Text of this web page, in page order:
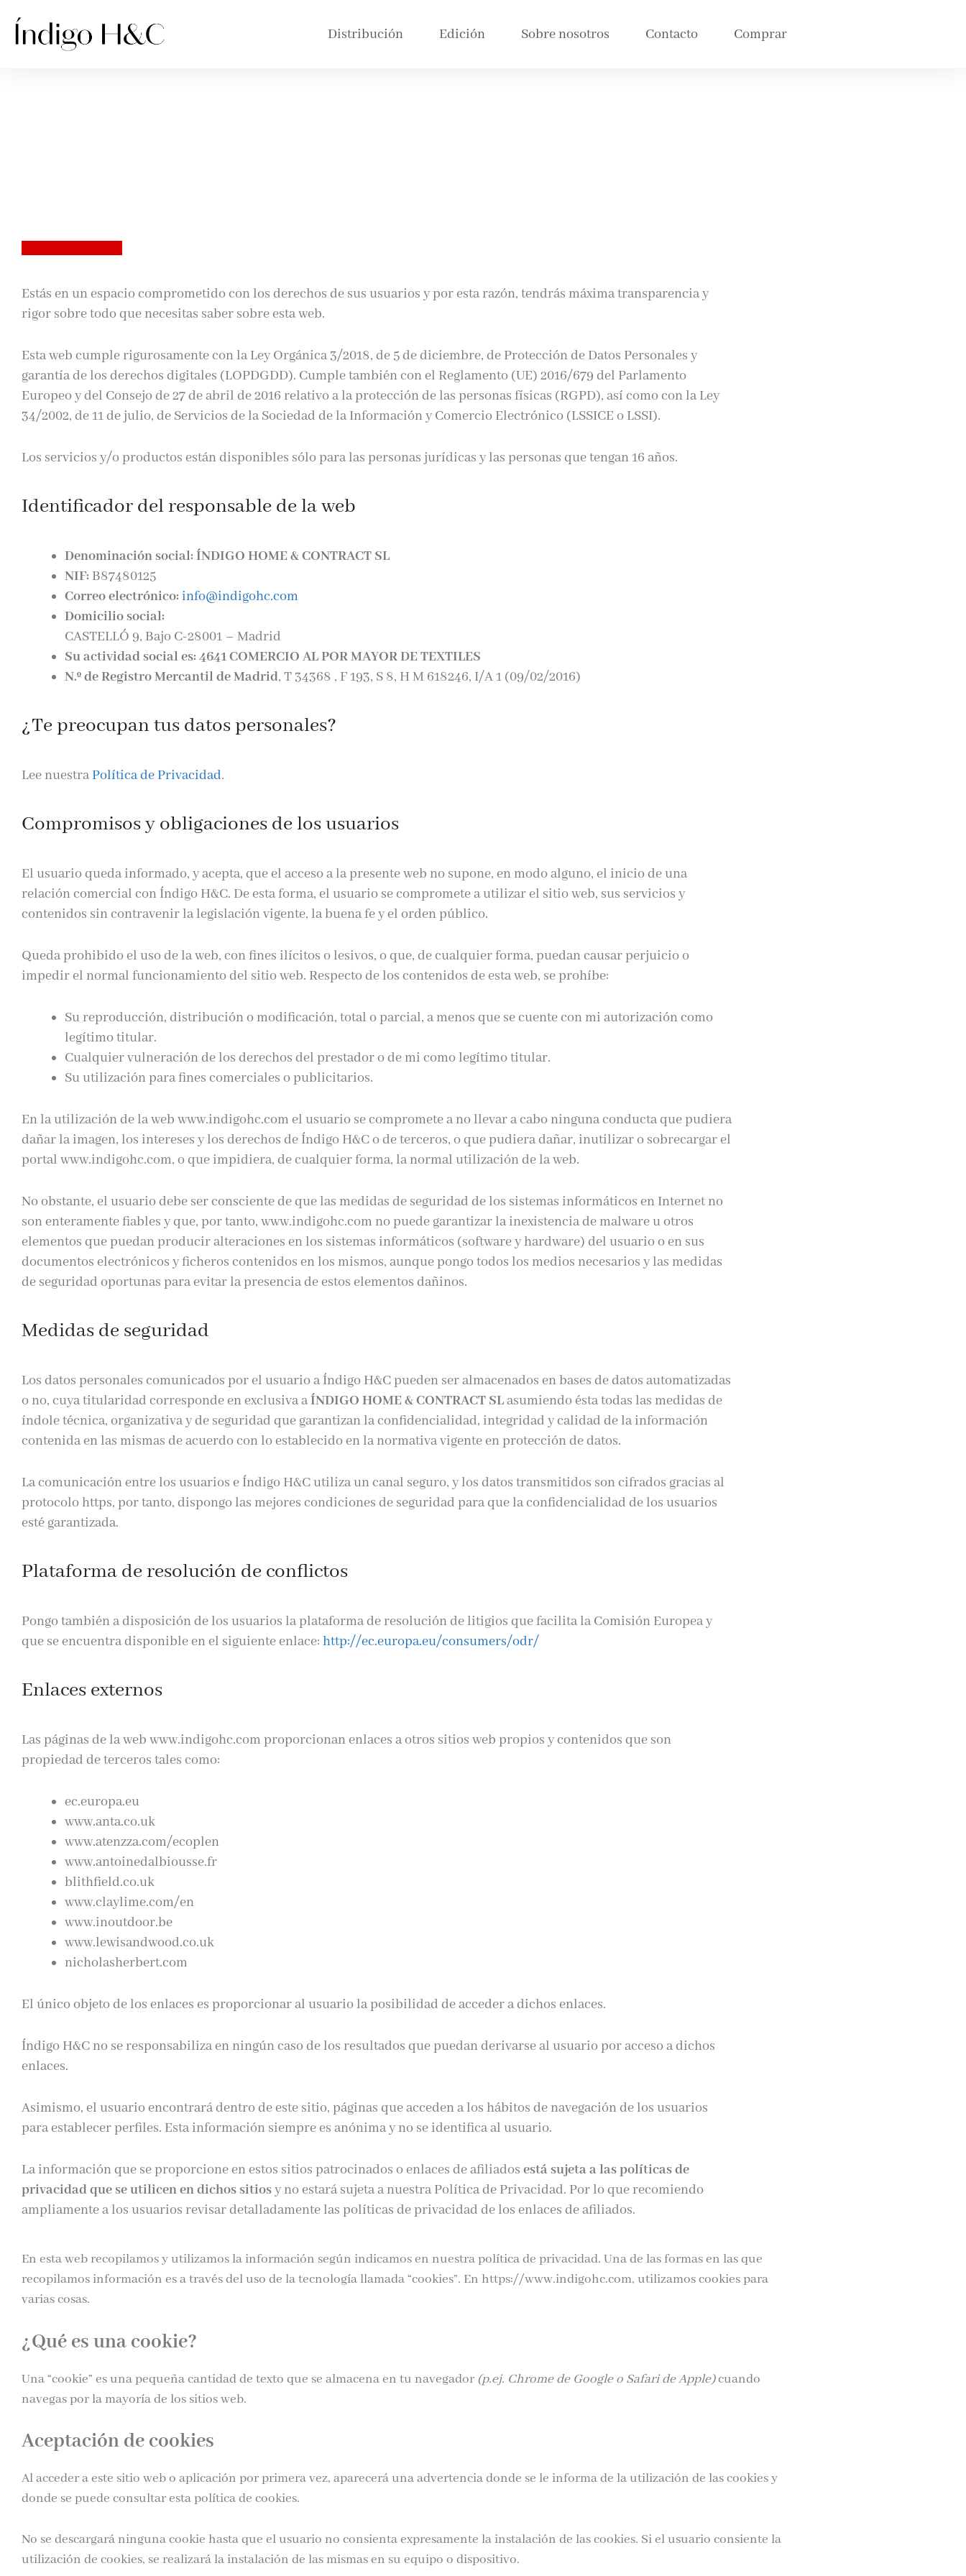
Distribución Edición Sobre nosotros Contacto Comprar
Estás en un espacio comprometido con los derechos de sus usuarios y por esta razón, tendrás máxima transparencia y
rigor sobre todo que necesitas saber sobre esta web.
Esta web cumple rigurosamente con la Ley Orgánica 3/2018, de 5 de diciembre, de Protección de Datos Personales y
garantía de los derechos digitales (LOPDGDD). Cumple también con el Reglamento (UE) 2016/679 del Parlamento
Europeo y del Consejo de 27 de abril de 2016 relativo a la protección de las personas físicas (RGPD), así como con la Ley
34/2002, de 11 de julio, de Servicios de la Sociedad de la Información y Comercio Electrónico (LSSICE o LSSI).
Los servicios y/o productos están disponibles sólo para las personas jurídicas y las personas que tengan 16 años.
Identificador del responsable de la web
Denominación social: ÍNDIGO HOME & CONTRACT SL
NIF: B87480125
Correo electrónico: info@indigohc.com
Domicilio social:
CASTELLÓ 9, Bajo C-28001 – Madrid
Su actividad social es: 4641 COMERCIO AL POR MAYOR DE TEXTILES
N.º de Registro Mercantil de Madrid, T 34368 , F 193, S 8, H M 618246, I/A 1 (09/02/2016)
¿Te preocupan tus datos personales?
Lee nuestraPolítica de Privacidad.
Compromisos y obligaciones de los usuarios
El usuario queda informado, y acepta, que el acceso a la presente web no supone, en modo alguno, el inicio de una
relación comercial con Índigo H&C. De esta forma, el usuario se compromete a utilizar el sitio web, sus servicios y
contenidos sin contravenir la legislación vigente, la buena fe y el orden público.
Queda prohibido el uso de la web, con fines ilícitos o lesivos, o que, de cualquier forma, puedan causar perjuicio o
impedir el normal funcionamiento del sitio web. Respecto de los contenidos de esta web, se prohíbe:
Su reproducción, distribución o modificación, total o parcial, a menos que se cuente con mi autorización como
legítimo titular.
Cualquier vulneración de los derechos del prestador o de mi como legítimo titular.
Su utilización para fines comerciales o publicitarios.
En la utilización de la web www.indigohc.com el usuario se compromete a no llevar a cabo ninguna conducta que pudiera
dañar la imagen, los intereses y los derechos de Índigo H&C o de terceros, o que pudiera dañar, inutilizar o sobrecargar el
portal www.indigohc.com, o que impidiera, de cualquier forma, la normal utilización de la web.
No obstante, el usuario debe ser consciente de que las medidas de seguridad de los sistemas informáticos en Internet no
son enteramente fiables y que, por tanto, www.indigohc.com no puede garantizar la inexistencia de malware u otros
elementos que puedan producir alteraciones en los sistemas informáticos (software y hardware) del usuario o en sus
documentos electrónicos y ficheros contenidos en los mismos, aunque pongo todos los medios necesarios y las medidas
de seguridad oportunas para evitar la presencia de estos elementos dañinos.
Medidas de seguridad
Los datos personales comunicados por el usuario a Índigo H&C pueden ser almacenados en bases de datos automatizadas
o no, cuya titularidad corresponde en exclusiva aÍNDIGO HOME & CONTRACT SLasumiendo ésta todas las medidas de
índole técnica, organizativa y de seguridad que garantizan la confidencialidad, integridad y calidad de la información
contenida en las mismas de acuerdo con lo establecido en la normativa vigente en protección de datos.
La comunicación entre los usuarios e Índigo H&Cutiliza un canal seguro, y los datos transmitidos son cifrados gracias al
protocolo https, por tanto, dispongo las mejores condiciones de seguridad para que la confidencialidad de los usuarios
esté garantizada.
Plataforma de resolución de conflictos
Pongo también a disposición de los usuarios la plataforma de resolución de litigios que facilita la Comisión Europea y
que se encuentra disponible en el siguiente enlace: http://ec.europa.eu/consumers/odr/
Enlaces externos
Las páginas de la web www.indigohc.com proporcionan enlaces a otros sitios web propios y contenidos que son
propiedad de terceros tales como:
ec.europa.eu
www.anta.co.uk
www.atenzza.com/ecoplen
www.antoinedalbiousse.fr
blithfield.co.uk
www.claylime.com/en
www.inoutdoor.be
www.lewisandwood.co.uk
nicholasherbert.com
El único objeto de los enlaces es proporcionar al usuario la posibilidad de acceder a dichos enlaces.
Índigo H&C no se responsabiliza en ningún caso de los resultados que puedan derivarse al usuario por acceso a dichos
enlaces.
Asimismo, el usuario encontrará dentro de este sitio, páginas que acceden a los hábitos de navegación de los usuarios
para establecer perfiles. Esta información siempre es anónima y no se identifica al usuario.
La información que se proporcione en estos sitios patrocinados o enlaces de afiliados está sujeta a las políticas de
privacidad que se utilicen en dichos sitiosy no estará sujeta a nuestra Política de Privacidad. Por lo que recomiendo
ampliamente a los usuarios revisar detalladamente las políticas de privacidad de los enlaces de afiliados.
En esta web recopilamos y utilizamos la información según indicamos en nuestra política de privacidad. Una de las formas en las que
recopilamos información es a través del uso de la tecnología llamada “cookies”. En https://www.indigohc.com, utilizamos cookies para
varias cosas.
¿Qué es una cookie?
Una “cookie” es una pequeña cantidad de texto que se almacena en tu navegador (p.ej. Chrome de Google o Safari de Apple)cuando
navegas por la mayoría de los sitios web.
Aceptación de cookies
Al acceder a este sitio web o aplicación por primera vez, aparecerá una advertencia donde se le informa de la utilización de las cookies y
donde se puede consultar esta política de cookies.
No se descargará ninguna cookie hasta que el usuario no consienta expresamente la instalación de las cookies. Si el usuario consiente la
utilización de cookies, se realizará la instalación de las mismas en su equipo o dispositivo.